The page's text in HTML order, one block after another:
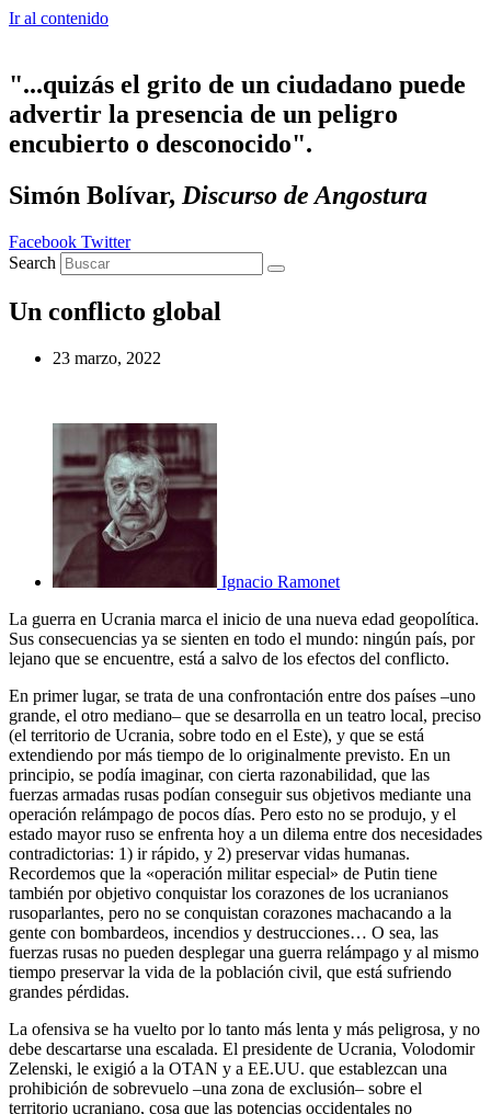
Ir al contenido
"...quizás el grito de un ciudadano puede
advertir la presencia de un peligro
encubierto o desconocido".
Simón Bolívar, Discurso de Angostura
Facebook Twitter
Search
Un conflicto global
23 marzo, 2022
Ignacio Ramonet
La guerra en Ucrania marca el inicio de una nueva edad geopolítica.
Sus consecuencias ya se sienten en todo el mundo: ningún país, por
lejano que se encuentre, está a salvo de los efectos del conflicto.
En primer lugar, se trata de una confrontación entre dos países –uno
grande, el otro mediano– que se desarrolla en un teatro local, preciso
(el territorio de Ucrania, sobre todo en el Este), y que se está
extendiendo por más tiempo de lo originalmente previsto. En un
principio, se podía imaginar, con cierta razonabilidad, que las
fuerzas armadas rusas podían conseguir sus objetivos mediante una
operación relámpago de pocos días. Pero esto no se produjo, y el
estado mayor ruso se enfrenta hoy a un dilema entre dos necesidades
contradictorias: 1) ir rápido, y 2) preservar vidas humanas.
Recordemos que la «operación militar especial» de Putin tiene
también por objetivo conquistar los corazones de los ucranianos
rusoparlantes, pero no se conquistan corazones machacando a la
gente con bombardeos, incendios y destrucciones… O sea, las
fuerzas rusas no pueden desplegar una guerra relámpago y al mismo
tiempo preservar la vida de la población civil, que está sufriendo
grandes pérdidas.
La ofensiva se ha vuelto por lo tanto más lenta y más peligrosa, y no
debe descartarse una escalada. El presidente de Ucrania, Volodomir
Zelenski, le exigió a la OTAN y a EE.UU. que establezcan una
prohibición de sobrevuelo –una zona de exclusión– sobre el
territorio ucraniano, cosa que las potencias occidentales no